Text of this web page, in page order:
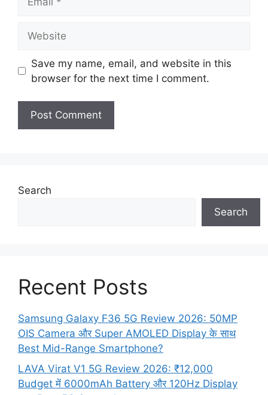
Save my name, email, and website in this
browser for the next time I comment.
Search
Search
Recent Posts
Samsung Galaxy F36 5G Review 2026: 50MP
OIS Camera और Super AMOLED Display के साथ
Best Mid-Range Smartphone?
LAVA Virat V1 5G Review 2026: ₹12,000
Budget में 6000mAh Battery और 120Hz Display